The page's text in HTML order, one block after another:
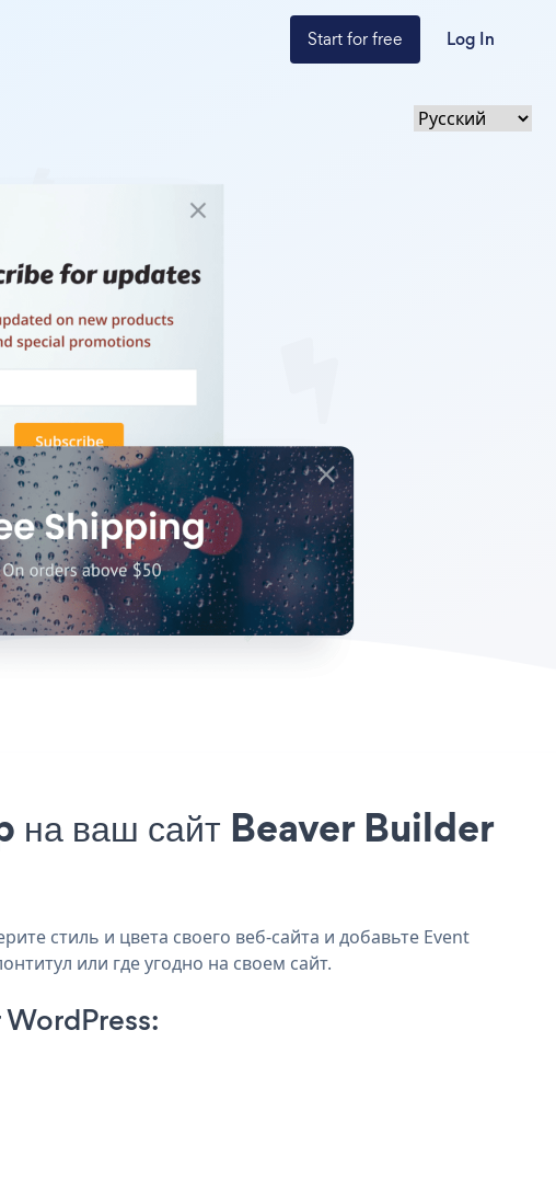
Start for free Log In
на ваш сайт Beaver Builder
стиль и цвета своего веб-сайта и добавьте Event
или где угодно на своем сайт.